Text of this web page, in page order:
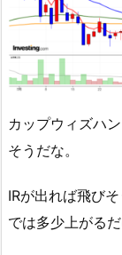
カップウィズハ
そうだな。
IRが出れば飛び
では多少上がる